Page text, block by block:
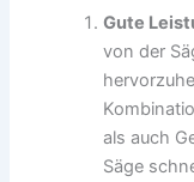
Gute
von der
als auch
Säge